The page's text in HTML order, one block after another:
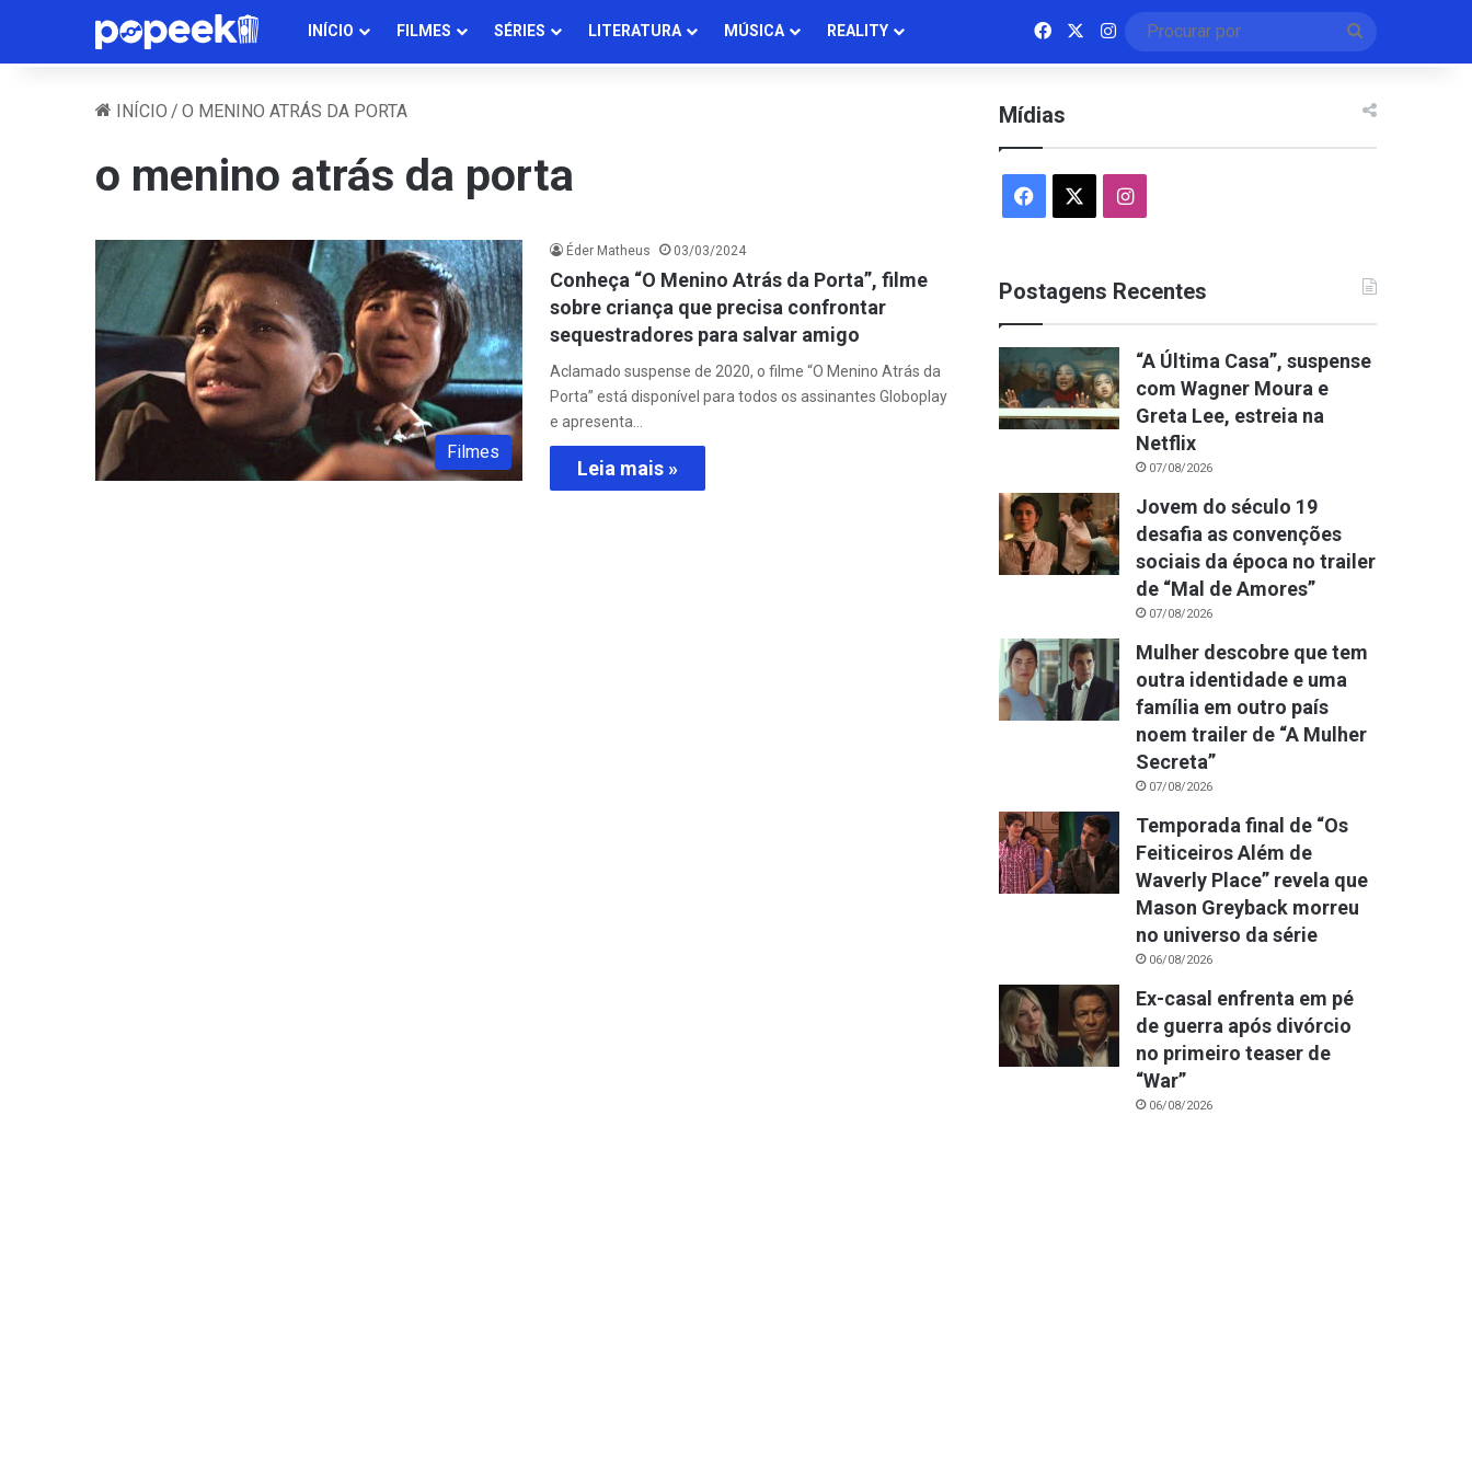
INÍCIO FILMES SÉRIES LITERATURA MÚSICA REALITY FacebookInstagram
por
INÍCIO / O MENINO ATRÁS DA PORTA
o menino atrás da porta
Filmes
Éder Matheus 03/03/2024
Conheça “O Menino Atrás da Porta”, filme
sobre criança que precisa confrontar
sequestradores para salvar amigo
Aclamado suspense de 2020, o filme “O Menino Atrás da
Porta” está disponível para todos os assinantes Globoplay
e apresenta…
Leia mais »
Mídias
Facebook Instagram
Postagens Recentes
“A Última Casa”, suspense
com Wagner Moura e
Greta Lee, estreia na
Netflix
07/08/2026
Jovem do século 19
desafia as convenções
sociais da época no trailer
de “Mal de Amores”
07/08/2026
Mulher descobre que tem
outra identidade e uma
família em outro país
noem trailer de “A Mulher
Secreta”
07/08/2026
Temporada final de “Os
Feiticeiros Além de
Waverly Place” revela que
Mason Greyback morreu
no universo da série
06/08/2026
Ex-casal enfrenta em pé
de guerra após divórcio
no primeiro teaser de
“War”
06/08/2026